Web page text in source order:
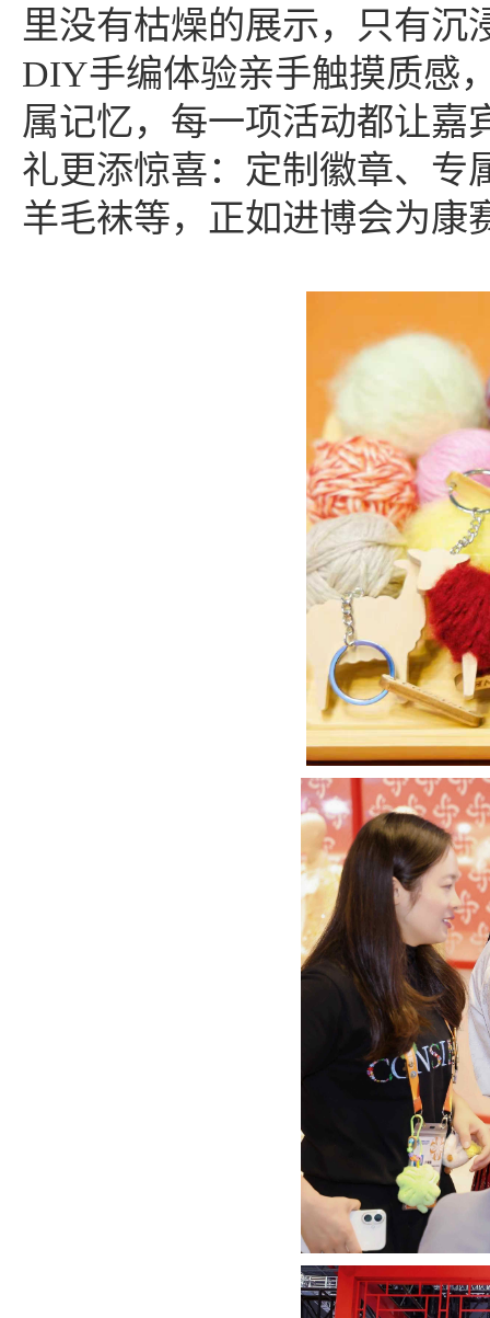
里没有枯燥的展示，只有沉
DIY手编体验亲手触摸质感
属记忆，每一项活动都让嘉
礼更添惊喜：定制徽章、专
羊毛袜等，正如进博会为康